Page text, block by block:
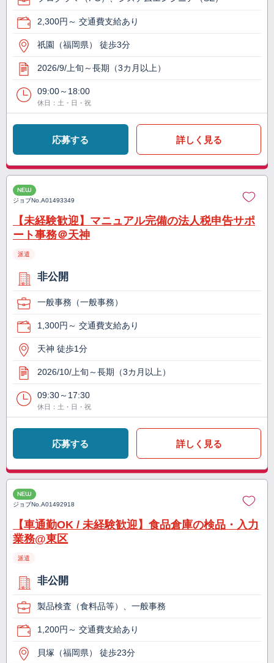
2,300円～ 交通費支給あり
祇園（福岡県） 徒歩3分
2026/9/上旬～長期（3カ月以上）
09:00～18:00
休日：土・日・祝
応募する 詳しく見る
NEW
ジョブNo.A01493349
【未経験歓迎】マニュアル完備の法人税申告サポ
ート事務＠天神
派遣
非公開
一般事務（一般事務）
1,300円～ 交通費支給あり
天神 徒歩1分
2026/10/上旬～長期（3カ月以上）
09:30～17:30
休日：土・日・祝
応募する 詳しく見る
NEW
ジョブNo.A01492918
【車通勤OK / 未経験歓迎】食品倉庫の検品・入力
業務@東区
派遣
非公開
製品検査（食料品等）、一般事務
1,200円～ 交通費支給あり
貝塚（福岡県） 徒歩23分